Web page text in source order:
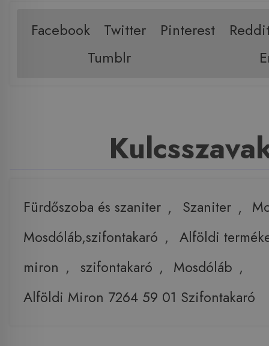
Facebook Twitter Pinterest
Tumblr
Fürdőszoba és szaniter , Szaniter ,
Mosdóláb,szifontakaró , Alföldi
miron , szifontakaró , Mosdóláb ,
Alföldi Miron 7264 59 01 Szifontakaró